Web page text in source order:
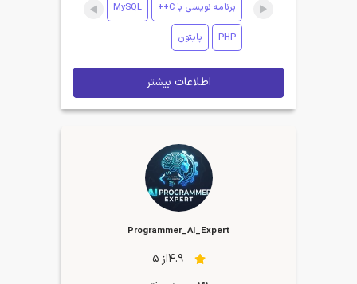
برنامه نویسی با C++ MySQL
PHP پایتون
اطلاعات بیشتر
Programmer_AI_Expert
4.9از 5